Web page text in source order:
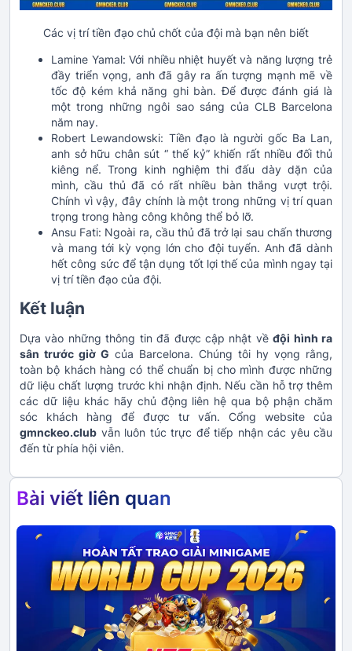
Các vị trí tiền đạo chủ chốt của đội mà bạn nên biết
Lamine Yamal: Với nhiều nhiệt huyết và năng lượng trẻ
đầy triển vọng, anh đã gây ra ấn tượng mạnh mẽ về
tốc độ kém khả năng ghi bàn. Để được đánh giá là
một trong những ngôi sao sáng của CLB Barcelona
năm nay.
Robert Lewandowski: Tiền đạo là người gốc Ba Lan,
anh sở hữu chân sút “ thế kỷ” khiến rất nhiều đối thủ
kiêng nể. Trong kinh nghiệm thi đấu dày dặn của
mình, cầu thủ đã có rất nhiều bàn thắng vượt trội.
Chính vì vậy, đây chính là một trong những vị trí quan
trọng trong hàng công không thể bỏ lỡ.
Ansu Fati: Ngoài ra, cầu thủ đã trở lại sau chấn thương
và mang tới kỳ vọng lớn cho đội tuyển. Anh đã dành
hết công sức để tận dụng tốt lợi thế của mình ngay tại
vị trí tiền đạo của đội.
Kết luận
Dựa vào những thông tin đã được cập nhật vềđội hình ra
sân trước giờ G của Barcelona. Chúng tôi hy vọng rằng,
toàn bộ khách hàng có thể chuẩn bị cho mình được những
dữ liệu chất lượng trước khi nhận định. Nếu cần hỗ trợ thêm
các dữ liệu khác hãy chủ động liên hệ qua bộ phận chăm
sóc khách hàng để được tư vấn. Cổng website của
gmnckeo.club vẫn luôn túc trực để tiếp nhận các yêu cầu
đến từ phía hội viên.
Bài viết liên quan